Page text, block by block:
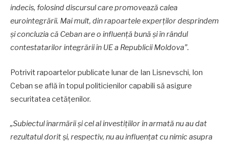
indecis, folosind discursul care promovează calea
eurointegrării. Mai mult, din rapoartele experților desprindem
și concluzia că Ceban are o influență bună și în rândul
contestatarilor integrării în UE a Republicii Moldova”.
Potrivit rapoartelor publicate lunar de Ian Lisnevschi, Ion
Ceban se află în topul politicienilor capabili să asigure
securitatea cetățenilor.
„Subiectul înarmării și cel al investițiilor în armată nu au dat
rezultatul dorit și, respectiv, nu au influențat cu nimic asupra